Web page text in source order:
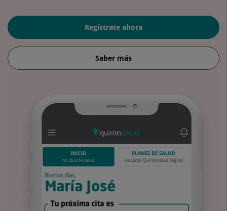
Regístrate ahora
Saber más